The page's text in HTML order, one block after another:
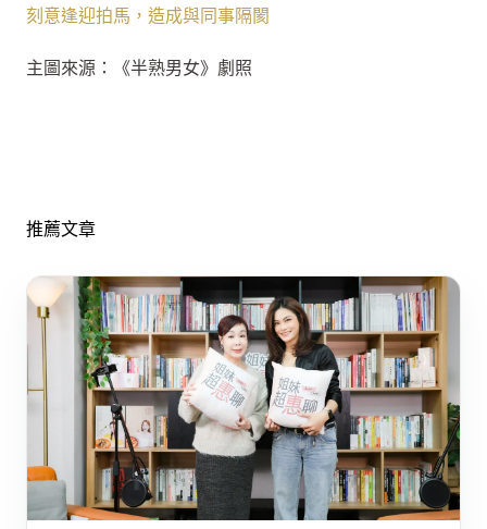
刻意逢迎拍馬，造成與同事隔閡
主圖來源：《半熟男女》劇照
推薦文章